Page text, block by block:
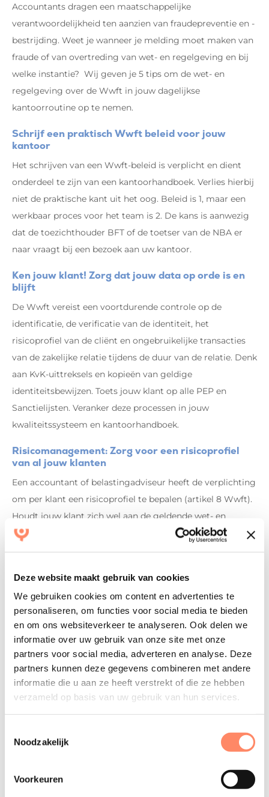
Deze website maakt gebruik van cookies
We gebruiken cookies om content en advertenties te
personaliseren, om functies voor social media te bieden
en om ons websiteverkeer te analyseren. Ook delen we
informatie over uw gebruik van onze site met onze
partners voor social media, adverteren en analyse. Deze
partners kunnen deze gegevens combineren met andere
informatie die u aan ze heeft verstrekt of die ze hebben
verzameld op basis van uw gebruik van hun services.
Noodzakelijk
Voorkeuren
Accountants dragen een maatschappelijke
verantwoordelijkheid ten aanzien van fraudepreventie en -
bestrijding. Weet je wanneer je melding moet maken van
fraude of van overtreding van wet- en regelgeving en bij
welke instantie? Wij geven je 5 tips om de wet- en
regelgeving over de Wwft in jouw dagelijkse
kantoorroutine op te nemen.
Schrijf een praktisch Wwft beleid voor jouw
kantoor
Het schrijven van een Wwft-beleid is verplicht en dient
onderdeel te zijn van een kantoorhandboek. Verlies hierbij
niet de praktische kant uit het oog. Beleid is 1, maar een
werkbaar proces voor het team is 2. De kans is aanwezig
dat de toezichthouder BFT of de toetser van de NBA er
naar vraagt bij een bezoek aan uw kantoor.
Ken jouw klant! Zorg dat jouw data op orde is en
blijft
De Wwft vereist een voortdurende controle op de
identificatie, de verificatie van de identiteit, het
risicoprofiel van de cliënt en ongebruikelijke transacties
van de zakelijke relatie tijdens de duur van de relatie. Denk
aan KvK-uittreksels en kopieën van geldige
identiteitsbewijzen. Toets jouw klant op alle PEP en
Sanctielijsten. Veranker deze processen in jouw
kwaliteitssysteem en kantoorhandboek.
Risicomanagement: Zorg voor een risicoprofiel
van al jouw klanten
Een accountant of belastingadviseur heeft de verplichting
om per klant een risicoprofiel te bepalen (artikel 8 Wwft).
Houdt jouw klant zich wel aan de geldende wet- en
regelgeving? Wwft-software die specifiek bedoeld is om
bedrijven te helpen compliant te zijn met de Wwft, kan
een melding van een ongebruikelijke transactie heeft
gemeld, mag dit niet kenbaar worden gemaakt aan de
klant.
Het hele team naar cursus
Zorg voor voldoende kennis binnen het team. Agendeer
de periodieke opleidingsverplichting zoals genoemd in
artikel 35 Wwft. De opleidingsverplichting geldt voor
(bijna) alle medewerkers van jouw kantoor. Elke 3 jaar een
incompany cursus voor het hele team organiseren is
efficiënt en maakt dat het Wwft beleid binnen het kantoor